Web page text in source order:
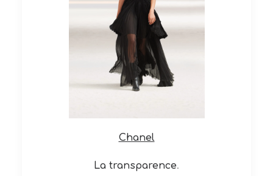
Chanel
La transparence.